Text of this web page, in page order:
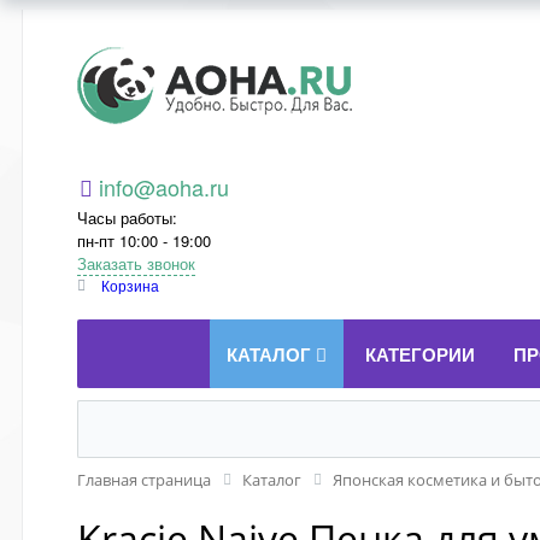
Aoha.ru
info@aoha.ru
Часы работы:
пн-пт 10:00 - 19:00
Заказать звонок
Корзина
КАТАЛОГ КАТЕГОРИИ
Главная страница Каталог Японская косметика и